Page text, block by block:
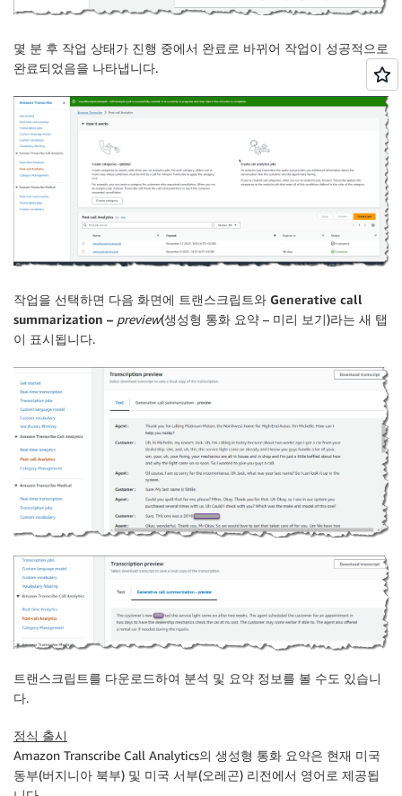
몇 분 후 작업 상태가 진행 중에서 완료 로 바뀌어 작업이 성공적으로
완료되었음을 나타냅니다.
작업을 선택하면 다음 화면에 트랜스크립트와 Generative call
summarization – preview(생성형 통화 요약 – 미리 보기)라는 새 탭
이 표시됩니다.
트랜스크립트를 다운로드하여 분석 및 요약 정보를 볼 수도 있습니
다.
정식 출시
Amazon Transcribe Call Analytics의 생성형 통화 요약은 현재 미국
동부(버지니아 북부) 및 미국 서부(오레곤) 리전에서 영어로 제공됩